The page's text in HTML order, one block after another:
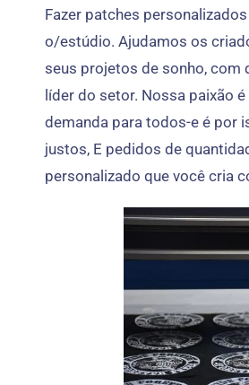
Fazer patches
o/estúdio. Ajudamos os
seus projetos de sonho, com
líder do setor. Nossa paixão
demanda para todos-e é por
justos, E pedidos de
personalizado que você cria